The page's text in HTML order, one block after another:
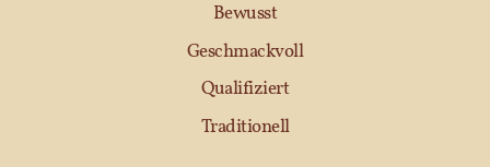
Bewusst
Geschmackvoll
Qualifiziert
Traditionell